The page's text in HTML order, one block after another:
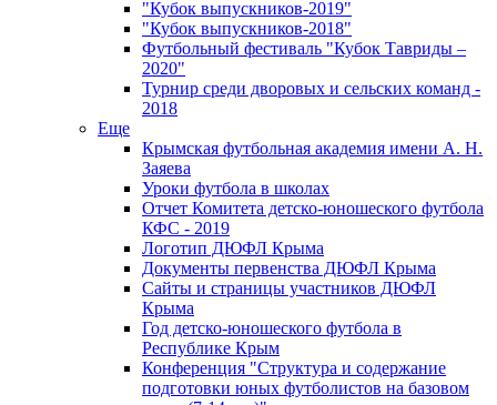
"Кубок выпускников-2019"
"Кубок выпускников-2018"
Футбольный фестиваль "Кубок Тавриды –
2020"
Турнир среди дворовых и сельских команд -
2018
Еще
Крымская футбольная академия имени А. Н.
Заяева
Уроки футбола в школах
Отчет Комитета детско-юношеского футбола
КФС - 2019
Логотип ДЮФЛ Крыма
Документы первенства ДЮФЛ Крыма
Сайты и страницы участников ДЮФЛ
Крыма
Год детско-юношеского футбола в
Республике Крым
Конференция "Структура и содержание
подготовки юных футболистов на базовом